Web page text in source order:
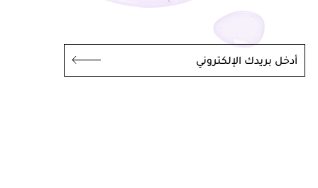
أدخل بريدك الإلكتروني